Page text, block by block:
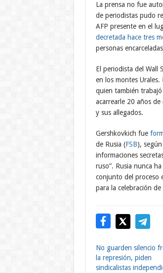
La prensa no fue
de periodistas pudo
AFP presente en el
decretada hace tres
personas
El periodista del Wall
en los montes
quien también
acarrearle 20 años de
y sus allegados.
Gershkovkich fue
de Rusia (FSB),
informaciones
ruso”. Rusia nunca
conjunto del proceso
para la celebración de
No guarden silencio
la represión, piden
sindicalistas